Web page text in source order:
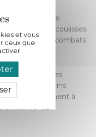
Guerre
dans les coulisses
se jouent des combats
de la paix.
rangs des Forces
sous-marins
farouchement à
conserver sa
et vous
ceux que